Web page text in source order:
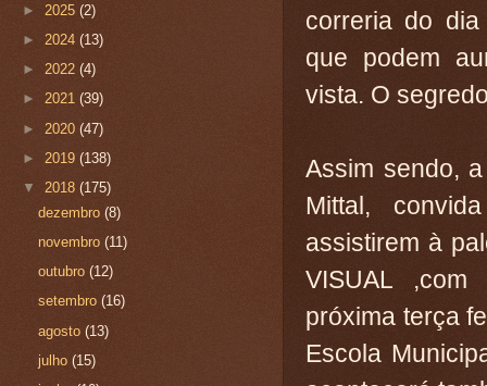
correria do
que podem
vista. O
Assim sendo,
Mittal,
assistirem à
VISUAL
próxima terça
Escola
► 2025 (2)
► 2024 (13)
► 2022 (4)
► 2021 (39)
► 2020 (47)
► 2019 (138)
▼ 2018 (175)
dezembro(8)
novembro(11)
outubro(12)
setembro(16)
agosto(13)
julho(15)